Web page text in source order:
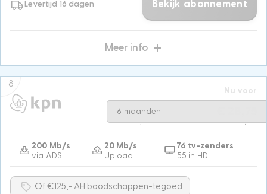
Meer info
Bekijk abonnement
Levertijd 16 dagen
8
200 Mb/s
via ADSL
20 Mb/s
Upload
76 tv-zenders
55 in HD
Nu voor
6 maanden
Eerste jaar
€ 492,50
Of €125,- AH boodschappen-tegoed